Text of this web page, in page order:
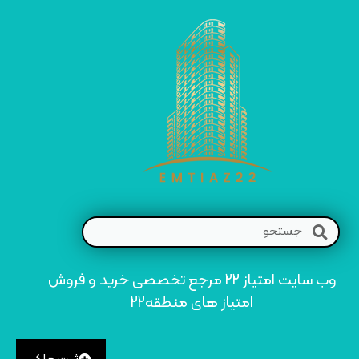
وب سایت امتیاز 22 مرجع تخصصی خرید و فروش
امتیاز های منطقه22